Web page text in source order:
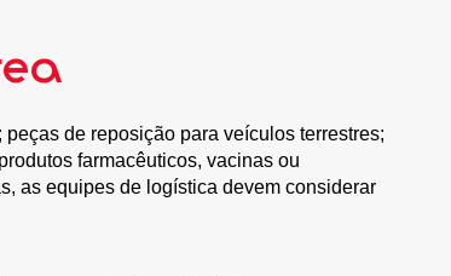
de reposição para veículos terrestres;
farmacêuticos, vacinas ou
as equipes de logística devem considerar